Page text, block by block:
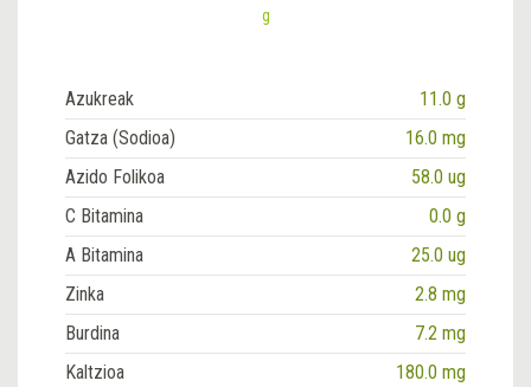
g
Azukreak
11.0 g
Gatza (Sodioa)
16.0 mg
Azido Folikoa
58.0 ug
C Bitamina
0.0 g
A Bitamina
25.0 ug
Zinka
2.8 mg
Burdina
7.2 mg
Kaltzioa
180.0 mg